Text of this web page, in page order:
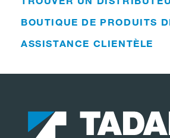
BOUTIQUE DE PRODUITS
ASSISTANCE CLIENTÈLE